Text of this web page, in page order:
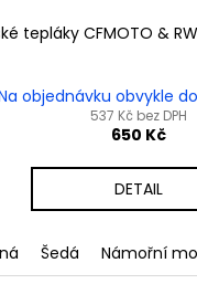
tepláky CFMOTO &
objednávku obvykle
537 Kč bez DPH
650 Kč
DETAIL
Šedá Námořní